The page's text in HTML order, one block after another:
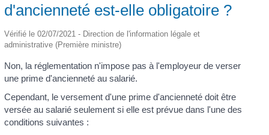
d'ancienneté est-elle obligatoire ?
Vérifié le 02/07/2021 - Direction de l'information légale et
administrative (Première ministre)
Non, la réglementation n'impose pas à l'employeur de verser
une prime d'ancienneté au salarié.
Cependant, le versement d'une prime d'ancienneté doit être
versée au salarié seulement si elle est prévue dans l'une des
conditions suivantes :